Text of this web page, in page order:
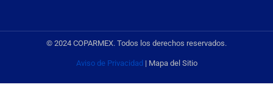
© 2024 COPARMEX. Todos los derechos reservados.
Aviso de Privacidad | Mapa del Sitio